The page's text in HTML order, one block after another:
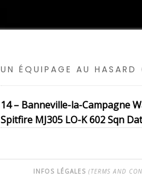
UN ÉQUIPAGE AU
14 – Banneville-la-Campagne
Spitfire MJ305 LO-K 602 Sqn
INFOS LÉGALES (TERMS AND